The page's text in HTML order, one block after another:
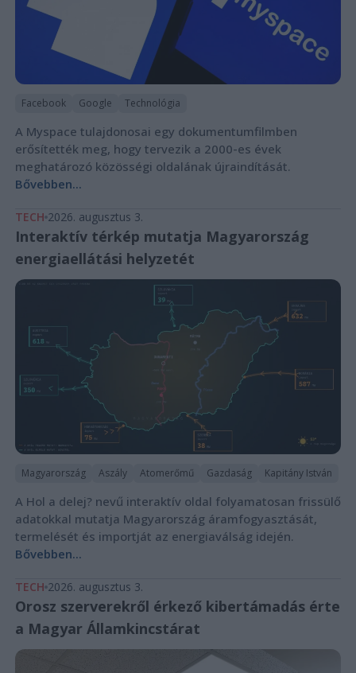
Facebook Google Technológia
A Myspace tulajdonosai egy dokumentumfilmben
erősítették meg, hogy tervezik a 2000-es évek
meghatározó közösségi oldalának újraindítását.
Bővebben...
TECH 2026. augusztus 3.
Interaktív térkép mutatja Magyarország
energiaellátási helyzetét
Magyarország Aszály Atomerőmű Gazdaság Kapitány István
A Hol a delej? nevű interaktív oldal folyamatosan frissülő
adatokkal mutatja Magyarország áramfogyasztását,
termelését és importját az energiaválság idején.
Bővebben...
TECH 2026. augusztus 3.
Orosz szerverekről érkező kibertámadás érte
a Magyar Államkincstárat